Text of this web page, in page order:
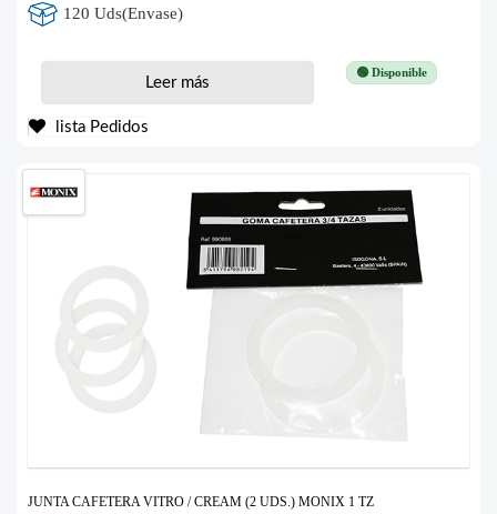
120 Uds(Envase)
🟢 Disponible
Leer más
lista Pedidos
JUNTA CAFETERA VITRO / CREAM (2 UDS.) MONIX 1 TZ